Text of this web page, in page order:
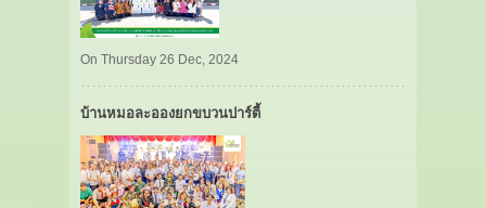
On Thursday 26 Dec, 2024
บ้านหมอละอองยกขบวนปาร์ตี้